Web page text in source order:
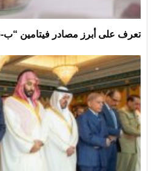
تعرف على أبرز مصادر فيتامين “ب-6” الطبيعية؟